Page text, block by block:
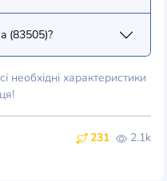
(83505)?
характеристики
231 2.1k